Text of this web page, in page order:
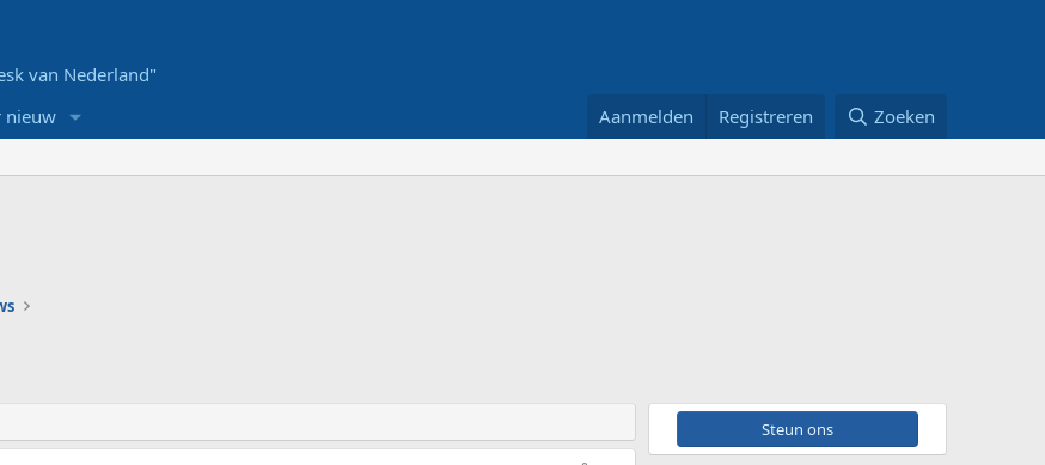
van Nederland"
nieuw Aanmelden Registreren Zoeken
Steun ons